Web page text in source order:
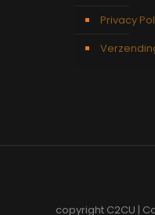
Privacy
copyright C2CU |